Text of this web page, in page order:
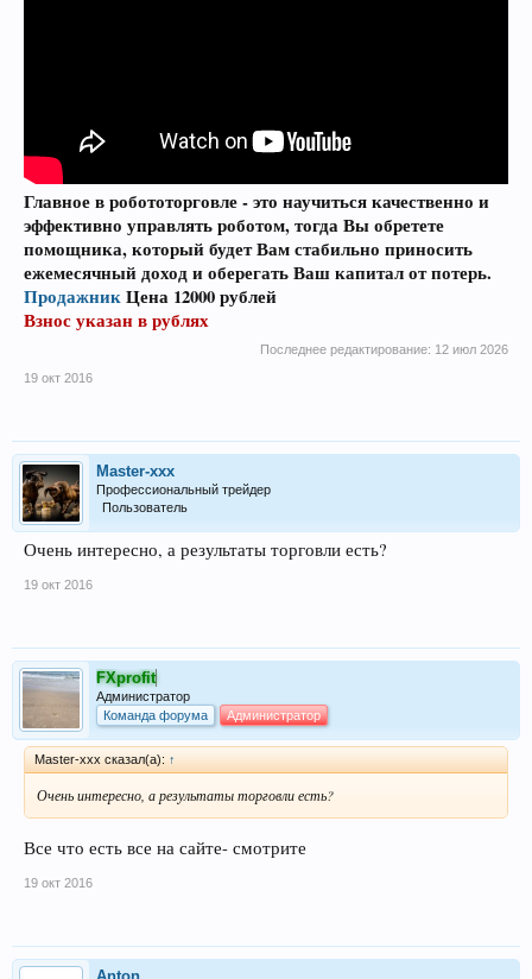
Главное в робототорговле - это научиться качественно и
эффективно управлять роботом, тогда Вы обретете
помощника, который будет Вам стабильно приносить
ежемесячный доход и оберегать Ваш капитал от потерь.
ПродажникЦена 12000 рублей
Взнос указан в рублях
Последнее редактирование: 12 июл 2026
19 окт 2016
Master-xxx
Профессиональный трейдер
Пользователь
Очень интересно, а результаты торговли есть?
19 окт 2016
FXprofit
Администратор
Команда форума
Администратор
Master-xxx сказал(а): ↑
Очень интересно, а результаты торговли есть?
Все что есть все на сайте- смотрите
19 окт 2016